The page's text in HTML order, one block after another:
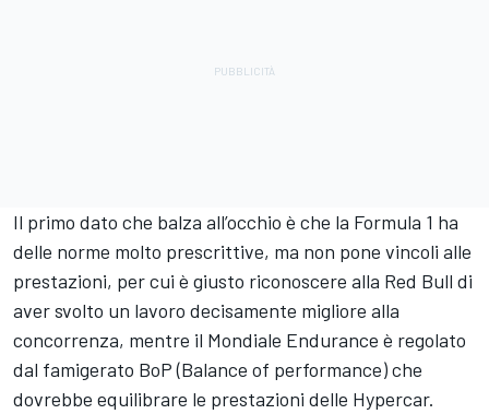
Il primo dato che balza all’occhio è che la Formula 1 ha
delle norme molto prescrittive, ma non pone vincoli alle
prestazioni, per cui è giusto riconoscere alla Red Bull di
aver svolto un lavoro decisamente migliore alla
concorrenza, mentre il Mondiale Endurance è regolato
dal famigerato BoP (Balance of performance) che
dovrebbe equilibrare le prestazioni delle Hypercar.